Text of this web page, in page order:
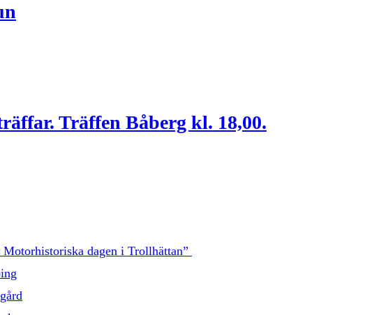
Träffen Båberg kl. 18,00.
dagen i Trollhättan”